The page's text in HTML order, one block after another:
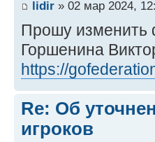
lidir » 02 мар 2024,
Прошу изменить
Горшенина
https://
Re: Об
игроков